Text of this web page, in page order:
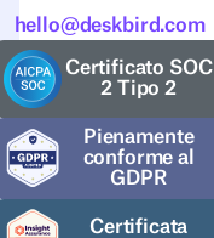
hello@deskbird.com
Certificato SOC
2 Tipo 2
Pienamente
conforme al
GDPR
Certificata